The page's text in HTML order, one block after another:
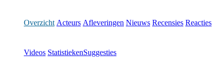
Overzicht Acteurs Afleveringen Nieuws Recensies Reacties
Videos StatistiekenSuggesties